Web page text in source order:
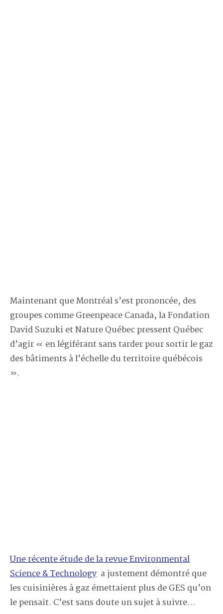
Maintenant que Montréal s’est prononcée, des
groupes comme Greenpeace Canada, la Fondation
David Suzuki et Nature Québec pressent Québec
d’agir « en légiférant sans tarder pour sortir le gaz
des bâtiments à l’échelle du territoire québécois
».
Une récente étude de la revue Environmental
Science & Technology a justement démontré que
les cuisinières à gaz émettaient plus de GES qu’on
le pensait. C’est sans doute un sujet à suivre…